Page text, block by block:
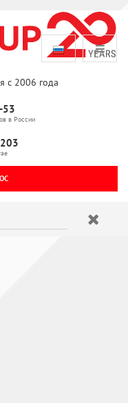
с 2006 года
53
в России